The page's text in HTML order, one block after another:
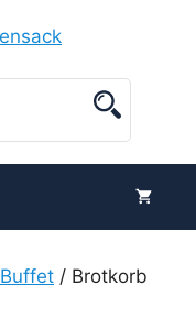
Buffet / Brotkorb